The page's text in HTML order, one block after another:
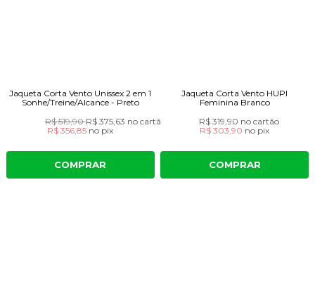
Jaqueta Corta Vento Unissex 2 em 1
Sonhe/Treine/Alcance - Preto
R$ 519,90R$ 375,63 no cartão
R$ 356,85 no pix
COMPRAR
Jaqueta Corta Vento HUPI
Feminina Branco
R$ 319,90 no cartão
R$ 303,90 no pix
COMPRAR